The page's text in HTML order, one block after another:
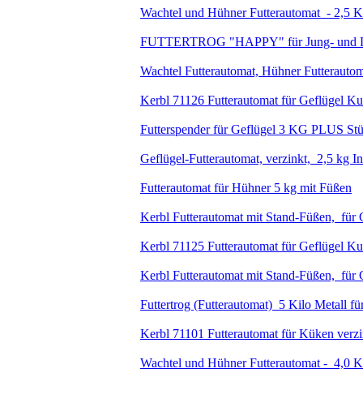
Wachtel und Hühner Futterautomat - 2,5
FUTTERTROG "HAPPY" für Jung- und
Wachtel Futterautomat, Hühner
Kerbl 71126 Futterautomat für Geflügel
Futterspender für Geflügel 3 KG PLUS
Geflügel-Futterautomat, verzinkt, 2,5 kg
Futterautomat für Hühner 5 kg mit Füßen
Kerbl Futterautomat mit Stand-Füßen,
Kerbl 71125 Futterautomat für Geflügel
Kerbl Futterautomat mit Stand-Füßen,
Futtertrog (Futterautomat) 5 Kilo Metall
Kerbl 71101 Futterautomat für Küken
Wachtel und Hühner Futterautomat - 4,0